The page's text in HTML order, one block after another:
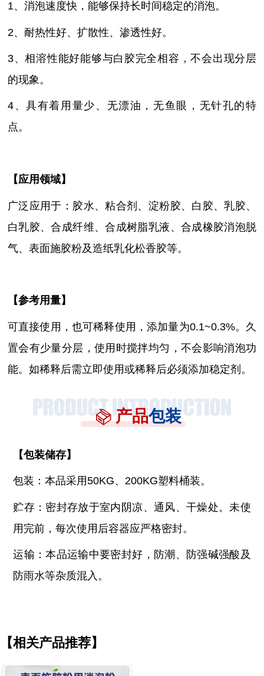
1、消泡速度快，能够保持长时间稳定的消泡。
2、 耐热性好、扩散性、渗透性好。
3、相溶性能好能够与白胶完全相容，不会出现分层
的现象。
4、具有着用量少、无漂油，无鱼眼，无针孔的特
点。
【应用领域】
广泛应用于：胶水、粘合剂、淀粉胶、白胶、乳胶、
白乳胶、合成纤维、合成树脂乳液、合成橡胶消泡脱
气、表面施胶粉及造纸乳化松香胶等。
【参考用量】
可直接使用，也可稀释使用 ，添加量为0.1~0.3%。久
置会有少量分层，使用时搅拌均匀，不会影响消泡功
能。如稀释后需立即使用或稀释后必须添加稳定剂。
产品包装
【包装储存】
包装：本品采用50KG、200KG塑料桶装。
贮存：密封存放于室内阴凉、通风、干燥处。未使
用完前，每次使用后容器应严格密封。
运输：本品运输中要密封好，防潮、防强碱强酸及
防雨水等杂质混入。
【相关产品推荐】